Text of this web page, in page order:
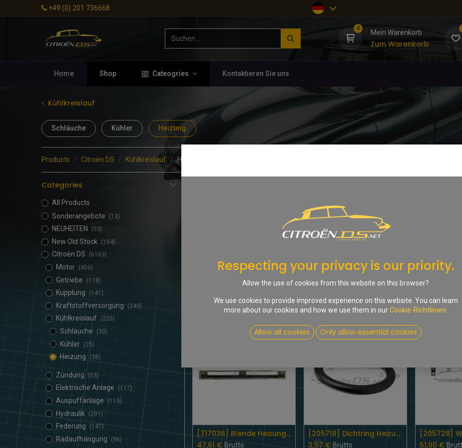
+49 (0) 201 736668
0
Mein Warenkorb
Zum Warenkorb
Home Shop Cateogries Kontaktieren Sie uns
Kühlkreislauf
Schläuche Kühler Heizung
Products Citroën DS Kühlkreislauf Heizung
Categories
All Products
Sonderangebote
(13)
NEUHEITEN (53)
New Old Stock (154)
Citroën DS (6163)
Motor (406)
Getriebe (118)
Kupplung (141)
Kraftstoffversorgung (243)
Kühlkreislauf (220)
Schläuche (30)
Kühler (25)
Heizung (38)
Zündung (53)
Elektrische Anlage (117)
Auspuffanlage (113)
Hydraulik (291)
Federung (147)
Radaufhängung (96)
26,74€ Brutto
20,50 €Brutto
47,61€
Add to Cart
[717036] Blende Heizungsverstellung ID/Non-Pallas 9/1964-’68
47,61 € Brutto
Add to Cart
[205718] Dichtring Heizungsventil <-1969
3,57 € Brutto
51,90 €
Respecting your privacy is our priority.
Allow the use of cookies from this website on this browser?
We use cookies to provide improved experience on this website. You can learn
more about our cookies and how we use them in ourCookie-Richtlinien
Allow all cookies Only allow essential cookies